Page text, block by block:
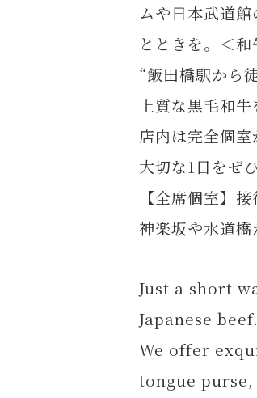
ムや日本武道
とときを。＜
“飯田橋駅から
上質な黒毛和
店内は完全個
大切な1日をぜ
【全席個室】
神楽坂や水道橋
Just a short
Japanese beef.
We offer
tongue